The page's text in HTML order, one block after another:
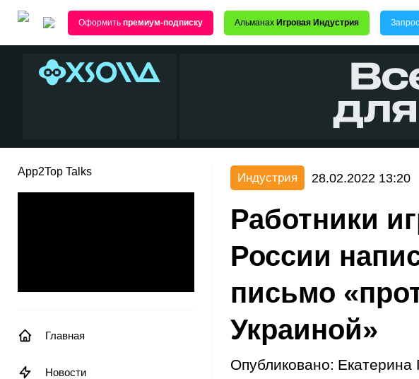
Оформить премиум-подписку Альманах Игровая Индустрия Запрос
App2Top Talks
Главная
Новости
Индустрия 28.02.2022 13:20
Работники
России
письмо
Украиной»
Опубликовано: Екатерина